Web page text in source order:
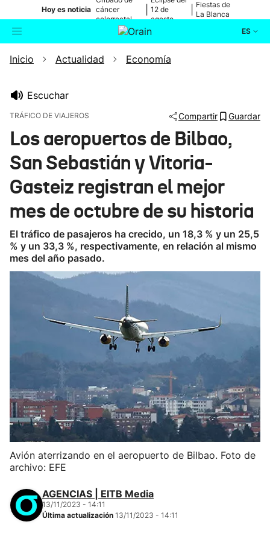
Hoy es noticia cáncer
colorrectal
12 de
agosto
Fiestas de
La Blanca
ES
Buscador Actualidad
Ikusmiran
Eguraldia
Inicio Actualidad Economía
Escuchar
TRÁFICO DE VIAJEROS Compartir Guardar
Los aeropuertos de Bilbao,
San Sebastián y Vitoria-
Gasteiz registran el mejor
mes de octubre de su historia
El tráfico de pasajeros ha crecido, un 18,3 % y un 25,5
% y un 33,3 %, respectivamente, en relación al mismo
mes del año pasado.
Avión aterrizando en el aeropuerto de Bilbao. Foto de
archivo: EFE
AGENCIAS | EITB Media
13/11/2023 - 14:11
Última actualización 13/11/2023 - 14:11